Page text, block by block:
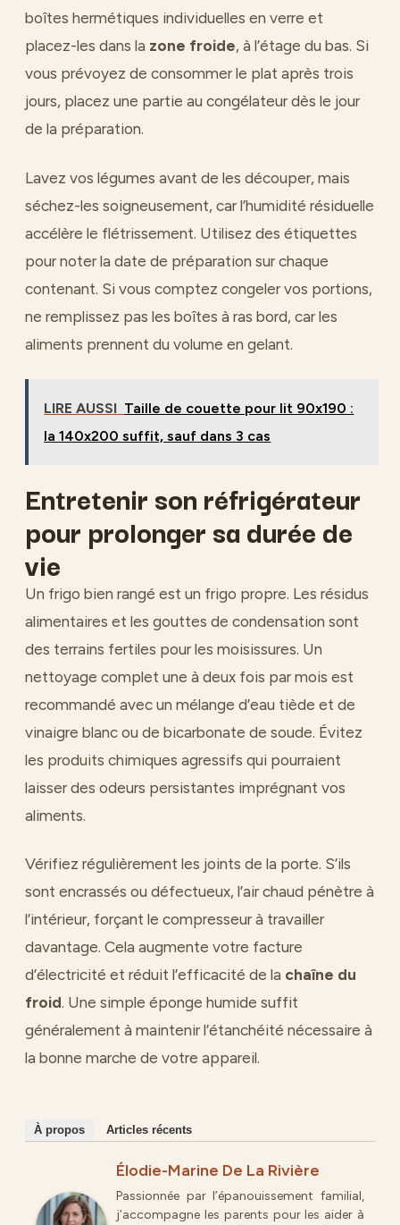
boîtes hermétiques individuelles en verre et
placez-les dans la zone froide, à l’étage du bas. Si
vous prévoyez de consommer le plat après trois
jours, placez une partie au congélateur dès le jour
de la préparation.
Lavez vos légumes avant de les découper, mais
séchez-les soigneusement, car l’humidité résiduelle
accélère le flétrissement. Utilisez des étiquettes
pour noter la date de préparation sur chaque
contenant. Si vous comptez congeler vos portions,
ne remplissez pas les boîtes à ras bord, car les
aliments prennent du volume en gelant.
LIRE AUSSI Taille de couette pour lit 90x190 :
la 140x200 suffit, sauf dans 3 cas
Entretenir son réfrigérateur
pour prolonger sa durée de
vie
Un frigo bien rangé est un frigo propre. Les résidus
alimentaires et les gouttes de condensation sont
des terrains fertiles pour les moisissures. Un
nettoyage complet une à deux fois par mois est
recommandé avec un mélange d’eau tiède et de
vinaigre blanc ou de bicarbonate de soude. Évitez
les produits chimiques agressifs qui pourraient
laisser des odeurs persistantes imprégnant vos
aliments.
Vérifiez régulièrement les joints de la porte. S’ils
sont encrassés ou défectueux, l’air chaud pénètre à
l’intérieur, forçant le compresseur à travailler
davantage. Cela augmente votre facture
d’électricité et réduit l’efficacité de la chaîne du
froid. Une simple éponge humide suffit
généralement à maintenir l’étanchéité nécessaire à
la bonne marche de votre appareil.
À propos Articles récents
Élodie-Marine De La Rivière
Passionnée par l’épanouissement familial,
j’accompagne les parents pour les aider à